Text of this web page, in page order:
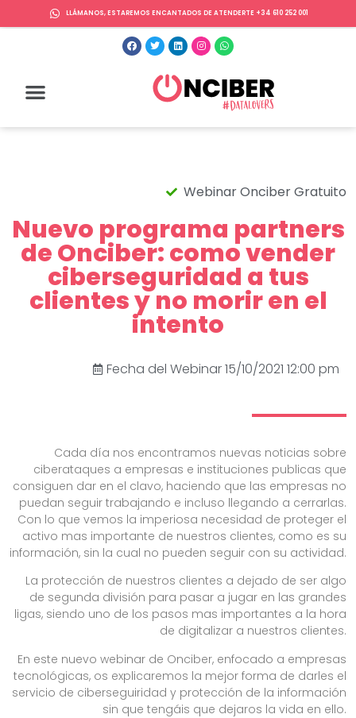
LLÁMANOS, ESTAREMOS ENCANTADOS DE ATENDERTE +34 610 252 001
Webinar Onciber Gratuito
Nuevo programa partners
de Onciber: como vender
ciberseguridad a tus
clientes y no morir en el
intento
Fecha del Webinar 15/10/2021 12:00 pm
Cada día nos encontramos nuevas noticias sobre
ciberataques a empresas e instituciones publicas que
consiguen dar en el clavo, haciendo que las empresas no
puedan seguir trabajando e incluso llegando a cerrarlas.
Con lo que vemos la imperiosa necesidad de proteger el
activo mas importante de nuestros clientes, como es su
información, sin la cual no pueden seguir con su actividad.
La protección de nuestros clientes a dejado de ser algo
de segunda división para pasar a jugar en las grandes
ligas, siendo uno de los pasos mas importantes a la hora
de digitalizar a nuestros clientes.
En este nuevo webinar de Onciber, enfocado a empresas
tecnológicas, os explicaremos la mejor forma de darles el
servicio de ciberseguiridad y protección de la información
sin que tengáis que dejaros la vida en ello.